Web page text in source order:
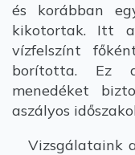
és korábban
kikotortak. Itt
vízfelszínt
borította. Ez
menedéket
aszályos
Vizsgálataink